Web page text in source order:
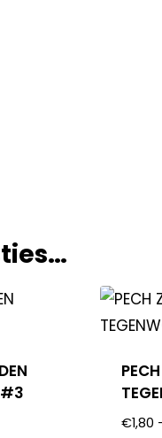
#3
€1,80